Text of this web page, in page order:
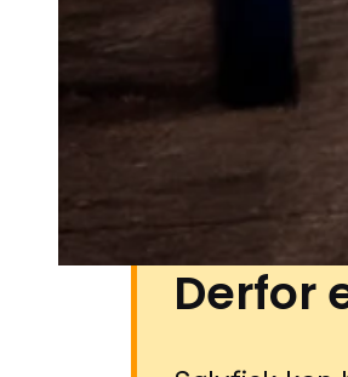
Lokale
kendskab til de
typisk
effektivt og
Derfor